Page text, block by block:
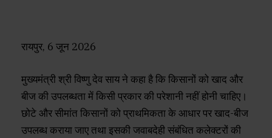
रायपुर, 6 जून 2026
मुख्यमंत्री श्री विष्णु देव साय ने कहा है कि किसानों को खाद और
बीज की उपलब्धता में किसी प्रकार की परेशानी नहीं होनी चाहिए।
छोटे और सीमांत किसानों को प्राथमिकता के आधार पर खाद-बीज
उपलब्ध कराया जाए तथा इसकी जवाबदेही संबंधित कलेक्टरों की